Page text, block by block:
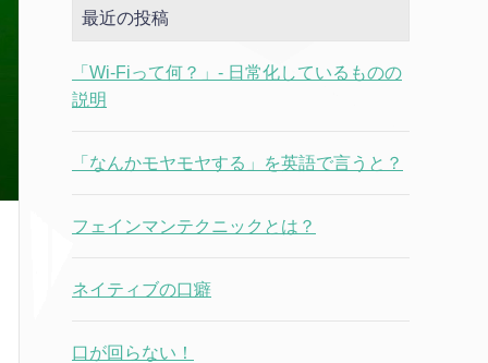
最近の投稿
「Wi-Fiって何？」- 日常化しているものの
説明
「なんかモヤモヤする」を英語で言うと？
フェインマンテクニックとは？
ネイティブの口癖
口が回らない！